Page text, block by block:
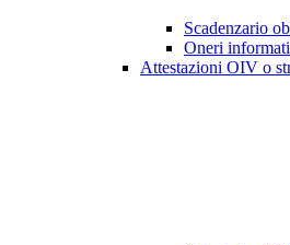
Scadenzario
Oneri
Attestazioni OIV o